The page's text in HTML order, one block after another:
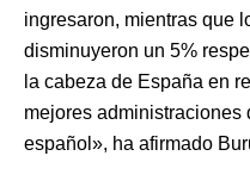
ingresaron, mientras que
disminuyeron un 5%
la cabeza de España en
mejores administraciones
español», ha afirmado